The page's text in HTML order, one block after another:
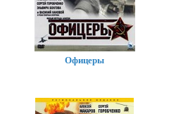
Офицеры